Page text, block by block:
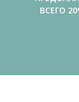
ВСЕГО